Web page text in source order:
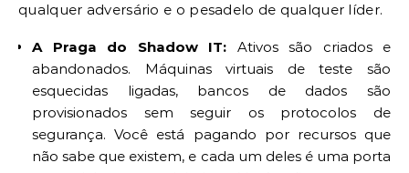
qualquer adversário e o pesadelo de qualquer líder.
A Praga do Shadow IT: Ativos são criados e
abandonados. Máquinas virtuais de teste são
esquecidas ligadas, bancos de dados são
provisionados sem seguir os protocolos de
segurança. Você está pagando por recursos que
não sabe que existem, e cada um deles é uma porta